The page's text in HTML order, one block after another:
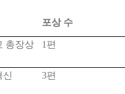
포상 수
총장상 1 편
3편